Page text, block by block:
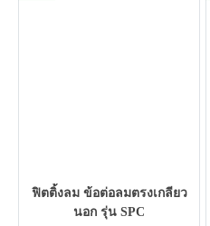
ฟิตติ้งลม ข้อต่อลมตรงเกลียว
นอก รุ่น SPC